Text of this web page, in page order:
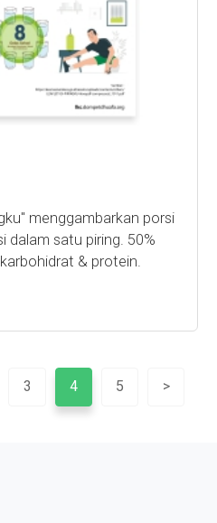
menggambarkan porsi
dalam satu piring. 50%
& protein.
3 4 5 >